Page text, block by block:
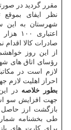
مقرر گردید در
نظر ایفای
شهرستان به این
صادرات کالا اقدام
از این روز
رؤسای اتاق های
لازم است در
احراز اهلیت لازم
بطور خلاصه در
جهت افزایش سو
بازگشت ارز حاصل
برای کارت های